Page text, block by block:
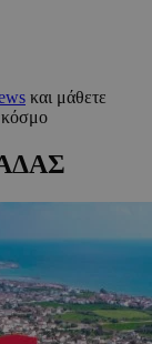
και μάθετε
κόσμο